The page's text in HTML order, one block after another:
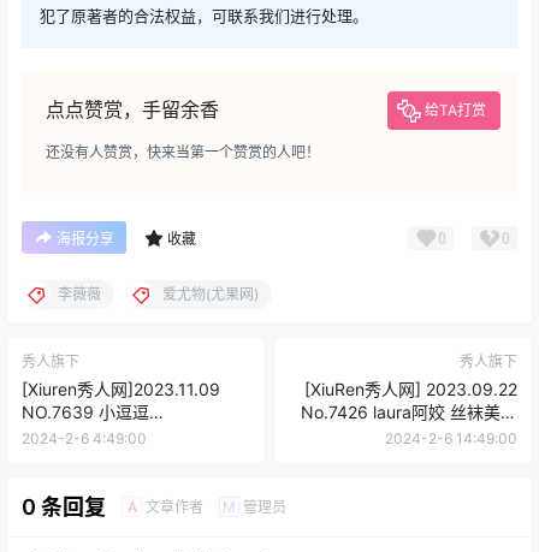
犯了原著者的合法权益，可联系我们进行处理。
点点赞赏，手留余香 给TA打赏
还没有人赞赏，快来当第一个赞赏的人吧！
海报分享 收藏 0 0
李薇薇 爱尤物(尤果网)
秀人旗下
[Xiuren秀人网]2023.11.09
NO.7639 小逗逗
[80+1P/696MB]
2024-2-6 4:49:00
秀人旗下
[XiuRen秀人网] 2023.09.22
No.7426 laura阿姣 丝袜美腿
[86P/756MB]
2024-2-6 14:49:00
0 条回复 A 文章作者 M 管理员